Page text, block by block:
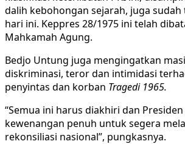
dalih kebohongan sejarah, juga sudah
hari ini. Keppres 28/1975 ini telah
Mahkamah Agung.
Bedjo Untung juga mengingatkan
diskriminasi, teror dan intimidasi
penyintas dan korban Tragedi 1965.
“Semua ini harus diakhiri dan
kewenangan penuh untuk segera
rekonsiliasi nasional”, pungkasnya.